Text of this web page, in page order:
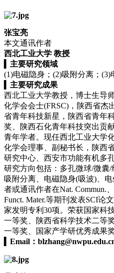
张宝亮
本文通讯作者
西北工业大学 教授
主要研究领域
(1)电磁隐身；(2)吸附分离；(3)
主要研究成果
西北工业大学教授，博士生导
化学会会士(FRSC)，陕西省杰
省青年科技新星，陕西省青年
奖、陕西石化青年科技突出贡
青年学者。现任西北工业大学
化学会理事、副秘书长，陕西
研究中心、西安市功能有机多
研究方向包括：多孔微球/微囊
吸附分离、电磁隐身(吸波)、
者或通讯作者在Nat. Commun.
Funct. Mater.等期刊发表SCI论
家发明专利30项。荣获国家科
一等奖、陕西省科学技术二等
一等奖、国家产学研优秀成果奖
Email：